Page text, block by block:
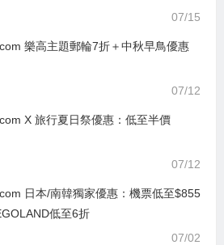
07/15
樂高主題郵輪7折＋中秋早鳥優惠
07/12
X 旅行夏日祭優惠：低至半價
07/12
日本/南韓獨家優惠：機票低至$855
低至6折
07/02